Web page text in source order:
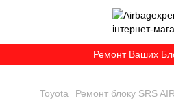
Ремонт Ваших
Toyota Ремонт блоку SRS